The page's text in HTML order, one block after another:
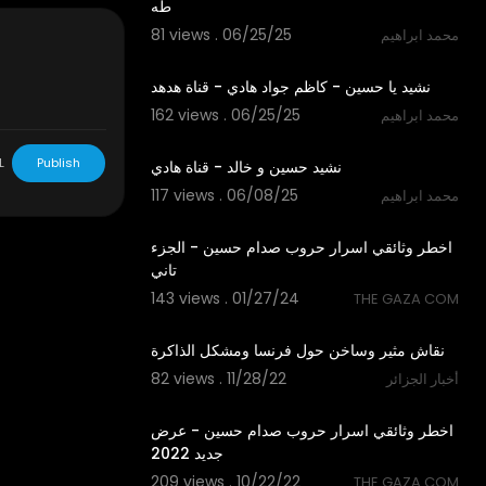
طه
81 views . 06/25/25
محمد ابراهيم
نشيد يا حسين - كاظم جواد هادي - قناة هدهد
162 views . 06/25/25
محمد ابراهيم
نشيد حسين و خالد - قناة هادي
117 views . 06/08/25
محمد ابراهيم
اخطر وثائقي اسرار حروب صدام حسين - الجزء
تاني
143 views . 01/27/24
THE GAZA COM
نقاش مثير وساخن حول فرنسا ومشكل الذاكرة
82 views . 11/28/22
أخبار الجزائر
اخطر وثائقي اسرار حروب صدام حسين - عرض
جديد 2022
209 views . 10/22/22
Publish